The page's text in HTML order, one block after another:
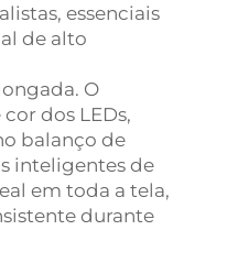
essenciais
de alto
O
dos LEDs,
balanço de
inteligentes de
em toda a tela,
durante